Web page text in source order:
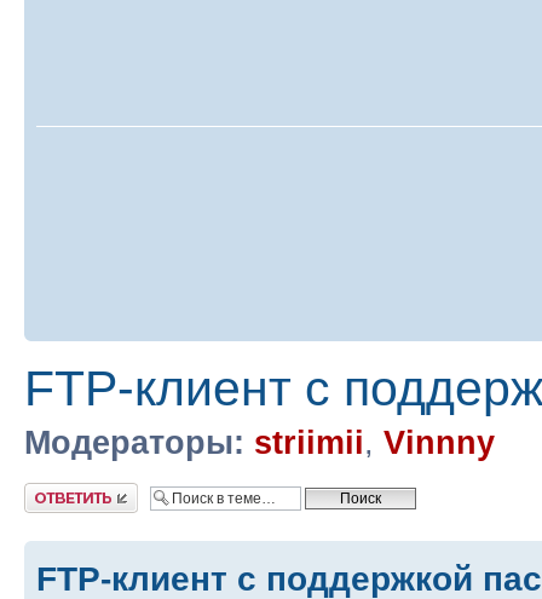
FTP-клиент с
Модераторы: striimii, Vinnny
Ответить
FTP-клиент с поддержкой